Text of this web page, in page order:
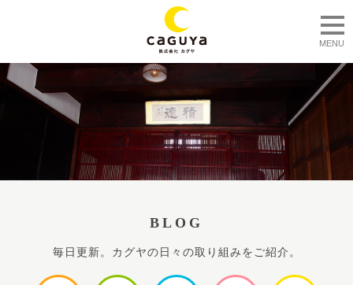
MENU
BLOG
毎日更新。カグヤの日々の取り組みをご紹介。